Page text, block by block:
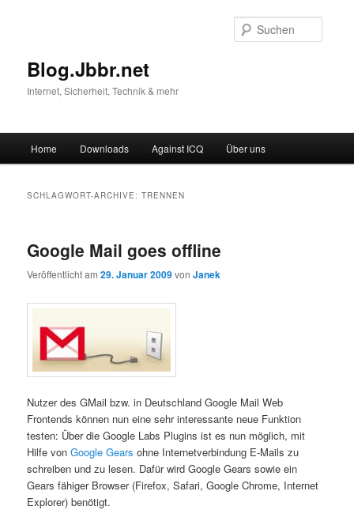
Blog.Jbbr.net
Internet, Sicherheit, Technik & mehr
Zum
Zum
wechseln
Home Downloads Against ICQ Über uns
SCHLAGWORT-ARCHIVE:TRENNEN
Google Mail goes offline
Veröffentlicht am29. Januar 2009vonJanek
Nutzer des GMail bzw. in Deutschland Google Mail Web
Frontends können nun eine sehr interessante neue Funktion
testen: Über die Google Labs Plugins ist es nun möglich, mit
Hilfe vonGoogle Gears ohne Internetverbindung E-Mails zu
schreiben und zu lesen. Dafür wird Google Gears sowie ein
Gears fähiger Browser (Firefox, Safari, Google Chrome, Internet
Explorer) benötigt.